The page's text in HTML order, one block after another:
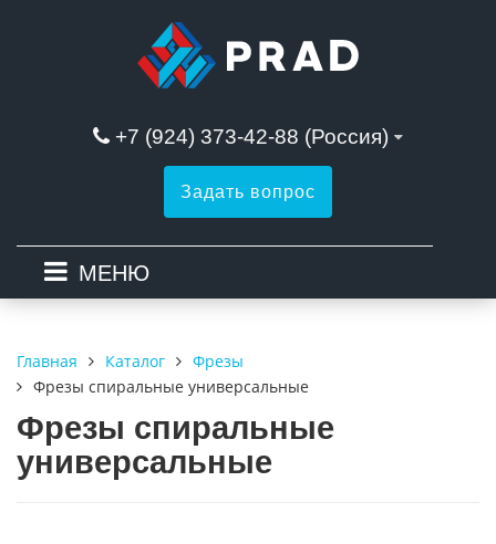
+7 (924) 373-42-88 (Россия)
Задать вопрос
МЕНЮ
Главная Каталог
Фрезы
Фрезы спиральные универсальные
Фрезы спиральные
универсальные